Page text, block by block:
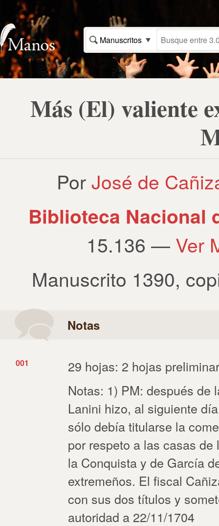
Manuscritos
Más (El) valiente
PorJosé de
Biblioteca Nacional
15.136 — Ver
Manuscrito 1390,
Notas
001
29 hojas: 2 hojas
Notas: 1) PM: después de
Lanini hizo, al siguiente
sólo debía titularse la
por respeto a las casas
la Conquista y de García
extremeños. El fiscal
con sus dos títulos y
autoridad a 22/11/1704